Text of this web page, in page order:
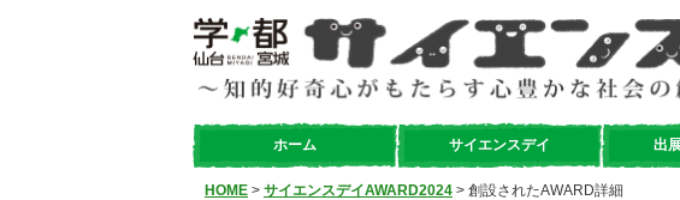
ホーム サイエンスデイ 出
HOME > サイエンスデイAWARD2024 > 創設されたAWARD詳細